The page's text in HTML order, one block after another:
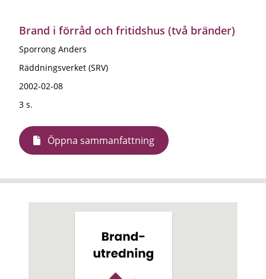
Brand i förråd och fritidshus (två bränder)
Sporrong Anders
Räddningsverket (SRV)
2002-02-08
3 s.
Öppna sammanfattning